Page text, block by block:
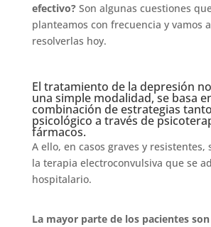
efectivo?Son algunas cuestiones
planteamos con frecuencia y vamos
resolverlas hoy.
El tratamiento de la depresión
una simple modalidad, se basa
combinación de estrategias
psicológico a través de
fármacos.
A ello, en casos graves y resistentes,
la terapia electroconvulsiva que se
hospitalario.
La mayor parte de los pacientes